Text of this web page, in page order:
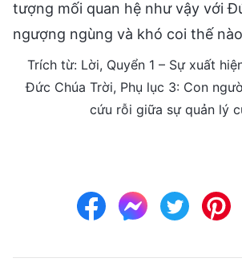
tượng mối quan hệ như vậy với
ngượng ngùng và khó coi thế
Trích từ: Lời, Quyển 1 – Sự xuất
Đức Chúa Trời, Phụ lục 3: Con
cứu rỗi giữa sự quản lý